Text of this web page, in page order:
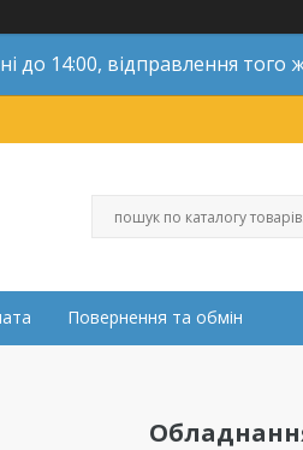
до 14:00, відправлення того
Повернення та обмін